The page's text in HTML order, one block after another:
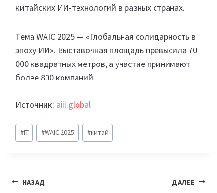
китайских ИИ-технологий в разных странах.
Тема WAIC 2025 — «Глобальная солидарность в
эпоху ИИ». Выставочная площадь превысила 70
000 квадратных метров, а участие принимают
более 800 компаний.
Источник: aiii.global
Метки
записи:
#IT #WAIC 2025 #китай
Навигация
НАЗАД ДАЛЕЕ